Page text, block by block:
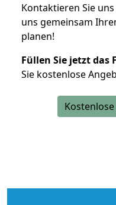
Kontaktieren Sie
uns gemeinsam
planen!
Füllen Sie jetzt das
Sie kostenlose